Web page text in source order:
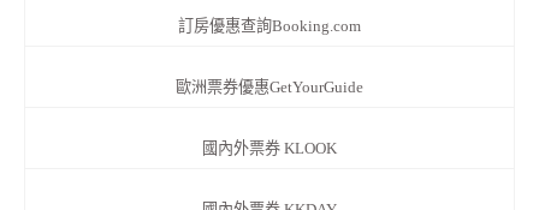
訂房優惠查詢Booking.com
歐洲票券優惠GetYourGuide
國內外票券 KLOOK